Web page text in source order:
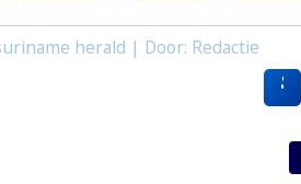
herald | Door: Redactie